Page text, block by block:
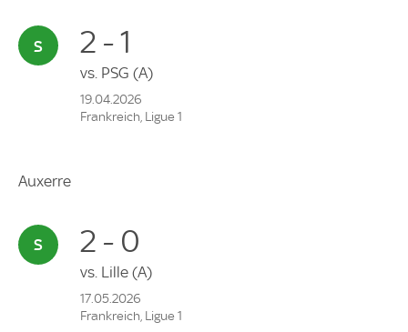
2 - 1
vs. PSG (A)
19.04.2026
Frankreich, Ligue 1
Auxerre
2 - 0
vs. Lille (A)
17.05.2026
Frankreich, Ligue 1